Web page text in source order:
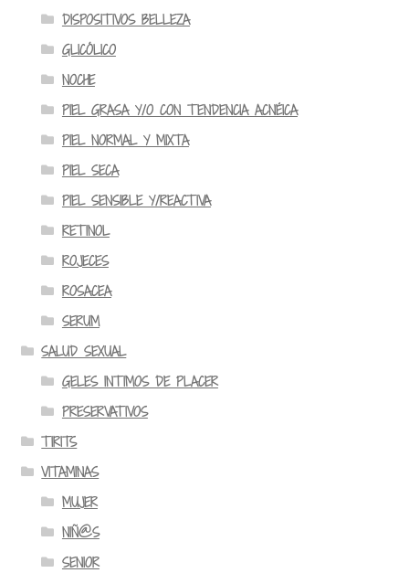
DISPOSITIVOS BELLEZA
GLICÓLICO
NOCHE
PIEL GRASA Y/O CON TENDENCIA ACNÉICA
PIEL NORMAL Y MIXTA
PIEL SECA
PIEL SENSIBLE Y/REACTIVA
RETINOL
ROJECES
ROSACEA
SERUM
SALUD SEXUAL
GELES INTIMOS DE PLACER
PRESERVATIVOS
TIRITS
VITAMINAS
MUJER
NIÑ@S
SENIOR